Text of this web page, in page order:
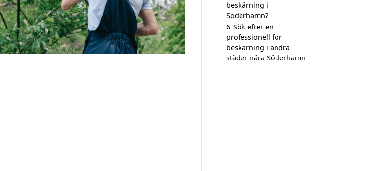
beskärning i
Söderhamn?
6 Sök efter en
professionell för
beskärning i andra
städer nära Söderhamn